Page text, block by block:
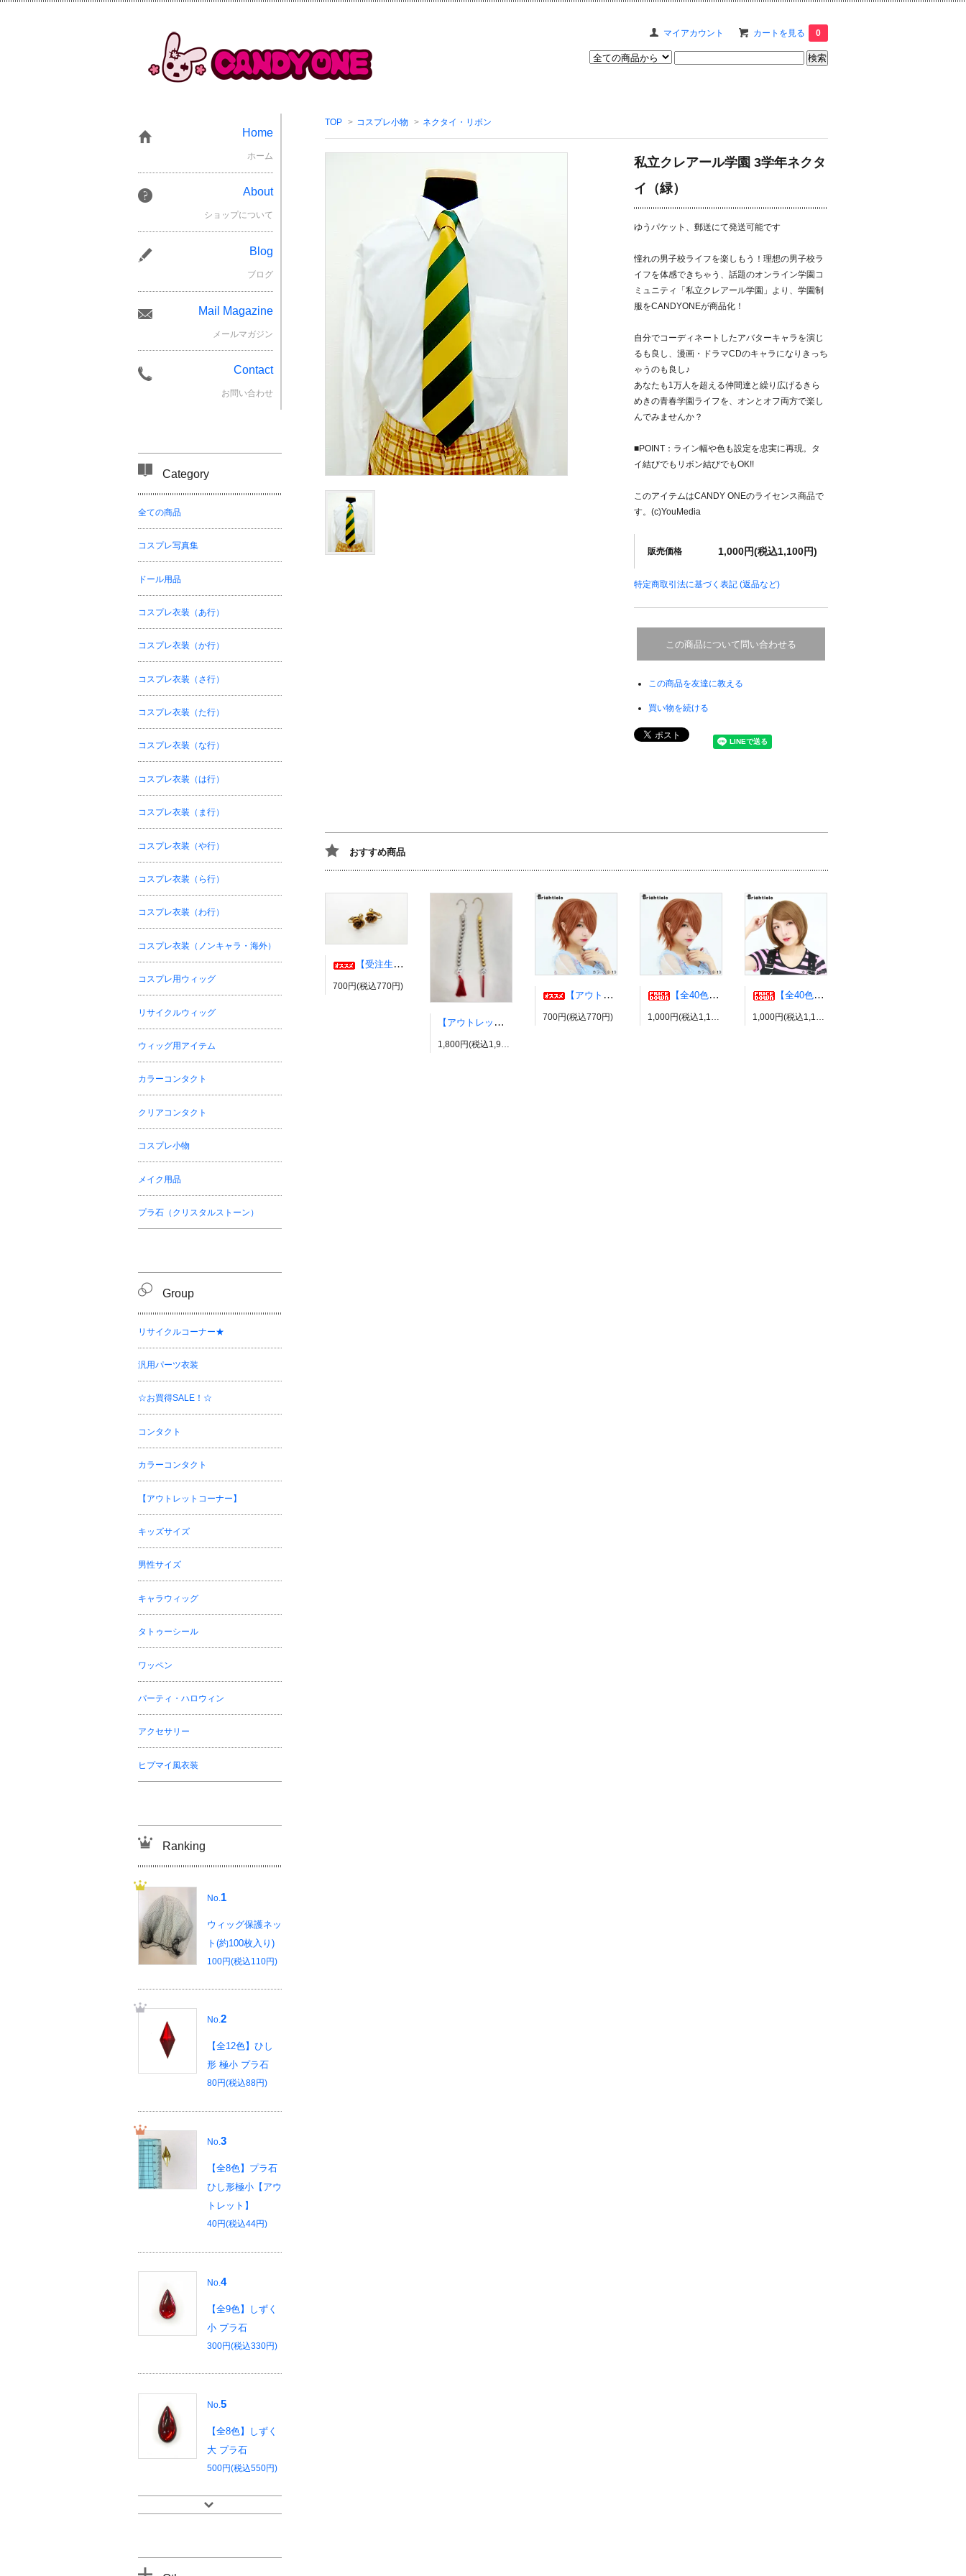
マイアカウント カートを見る 0
TOP > コスプレ小物 > ネクタイ・リボン
私立クレアール学園 3学年ネクタ
イ（緑）
ゆうパケット、郵送にて発送可能です
憧れの男子校ライフを楽しもう！理想の男子校ラ
イフを体感できちゃう、話題のオンライン学園コ
ミュニティ「私立クレアール学園」より、学園制
服をCANDYONEが商品化！
自分でコーディネートしたアバターキャラを演じ
るも良し、漫画・ドラマCDのキャラになりきっち
ゃうのも良し♪
あなたも1万人を超える仲間達と繰り広げるきら
めきの青春学園ライフを、オンとオフ両方で楽し
んでみませんか？
■POINT：ライン幅や色も設定を忠実に再現。タ
イ結びでもリボン結びでもOK!!
このアイテムはCANDY ONEのライセンス商品で
す。(c)YouMedia
販売価格 1,000円(税込1,100円)
特定商取引法に基づく表記 (返品など)
この商品について問い合わせる
この商品を友達に教える
買い物を続ける
おすすめ商品
【受注生産】伊弉冉一二三イヤリング・ピアス ヒプノシスマイク風 ひふみ ヒプマイ
700円(税込770円)
【アウトレット】有栖川帝統イヤーカフ ヒプノシスマイク風 ダイス だいす ヒプマイ
【アウトレット】コスプレウィッグ ブライトララ【展示品】
700円(税込770円)
【全40色】エアリーウルフ コスプレウィッグ ブライトララ
1,000円(税込1,100円)
【全40色】エッグショート コスプレウィッグ ブライトララ
1,000円(税込1,100円)
Home
ホーム
About
ショップについて
Blog
ブログ
Mail Magazine
メールマガジン
Contact
お問い合わせ
Category
全ての商品
コスプレ写真集
ドール用品
コスプレ衣装（あ行）
コスプレ衣装（か行）
コスプレ衣装（さ行）
コスプレ衣装（た行）
コスプレ衣装（な行）
コスプレ衣装（は行）
コスプレ衣装（ま行）
コスプレ衣装（や行）
コスプレ衣装（ら行）
コスプレ衣装（わ行）
コスプレ衣装（ノンキャラ・海外）
コスプレ用ウィッグ
リサイクルウィッグ
ウィッグ用アイテム
カラーコンタクト
クリアコンタクト
コスプレ小物
メイク用品
プラ石（クリスタルストーン）
Group
リサイクルコーナー★
汎用パーツ衣装
☆お買得SALE！☆
コンタクト
カラーコンタクト
【アウトレットコーナー】
キッズサイズ
男性サイズ
キャラウィッグ
タトゥーシール
ワッペン
パーティ・ハロウィン
アクセサリー
ヒプマイ風衣装
Ranking
No. 1
ウィッグ保護ネッ
ト(約100枚入り)
100円(税込110円)
No.2
【全12色】ひし
形 極小 プラ石
80円(税込88円)
No.3
【全8色】プラ石
ひし形極小【アウ
トレット】
40円(税込44円)
No.4
【全9色】しずく
小 プラ石
300円(税込330円)
No. 5
【全8色】しずく
大 プラ石
500円(税込550円)